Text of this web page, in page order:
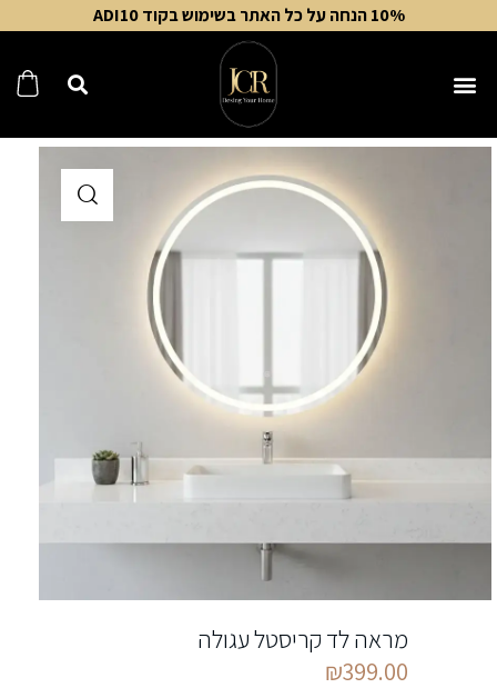
10% הנחה על כל האתר בשימוש בקוד ADI10
מראה לד קריסטל עגולה
₪399.00